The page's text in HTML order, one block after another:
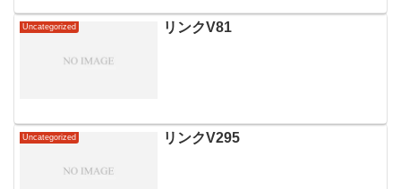
Uncategorized リンクV81
Uncategorized リンクV295